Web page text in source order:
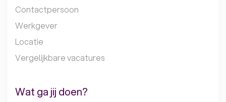
Contactpersoon
Werkgever
Locatie
Vergelijkbare vacatures
Wat ga jij doen?